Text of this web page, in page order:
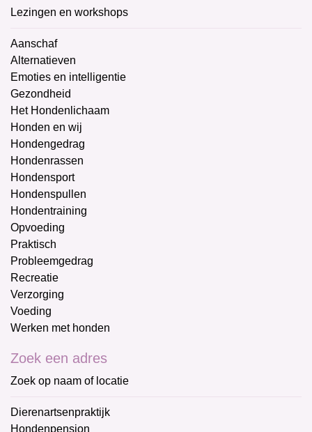
Lezingen en workshops
Aanschaf
Alternatieven
Emoties en intelligentie
Gezondheid
Het Hondenlichaam
Honden en wij
Hondengedrag
Hondenrassen
Hondensport
Hondenspullen
Hondentraining
Opvoeding
Praktisch
Probleemgedrag
Recreatie
Verzorging
Voeding
Werken met honden
Zoek een adres
Zoek op naam of locatie
Dierenartsenpraktijk
Hondenpension